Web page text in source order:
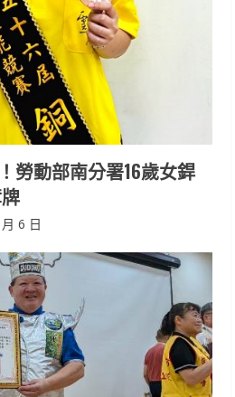
勞動部南分署16歲女銲
6 日